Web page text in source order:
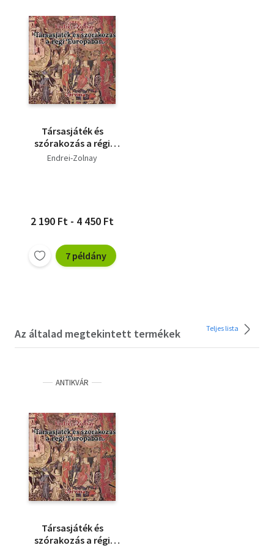
Társasjáték és
szórakozás a régi
Európában
Endrei-Zolnay
2 190 Ft - 4 450 Ft
7 példány
Az általad megtekintett termékek Teljes lista
ANTIKVÁR
Társasjáték és
szórakozás a régi